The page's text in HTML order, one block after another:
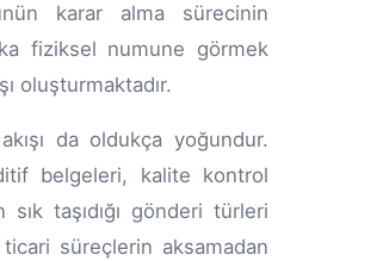
karar alma sürecinin
fiziksel numune görmek
oluşturmaktadır.
da oldukça yoğundur.
belgeleri, kalite kontrol
taşıdığı gönderi türleri
ticari süreçlerin aksamadan